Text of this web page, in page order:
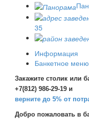
35
Информация
Банкетное меню
Закажите столик или
+7(812) 986-29-19 и
верните до 5% от
Добро пожаловать в